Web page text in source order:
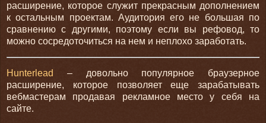
расширение, которое служит прекрасным дополнением
к остальным проектам. Аудитория его не большая по
сравнению с другими, поэтому если вы рефовод, то
можно сосредоточиться на нем и неплохо заработать.
Hunterlead
– довольно популярное браузерное
расширение, которое позволяет еще зарабатывать
вебмастерам продавая рекламное место у себя на
сайте.